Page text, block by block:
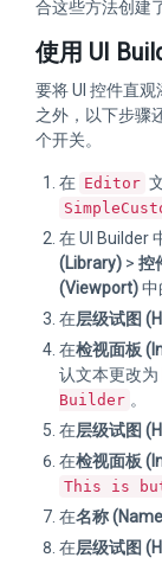
合这些方法创建
使用 UI
要将 UI 控件直
之外，以下步骤
个开关。
在 Editor
在 UI Builder
(Library) > 控
(Viewport)中
在层级试图
在检视面板
认文本更改为
Builder 。
在层级试图
在检视面板
This is
在名称
在层级试图